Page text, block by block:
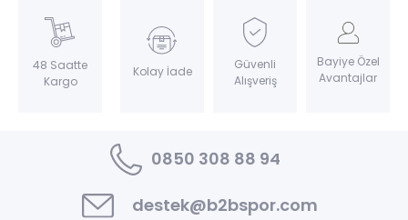
48 Saatte
Kargo
Kolay İade
Güvenli
Alışveriş
Bayiye Özel
Avantajlar
0850 308 88 94
destek@b2bspor.com